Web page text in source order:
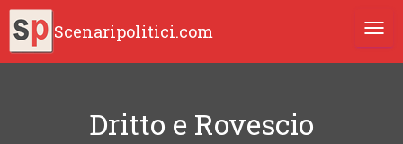
Scenaripolitici.com
Dritto e Rovescio